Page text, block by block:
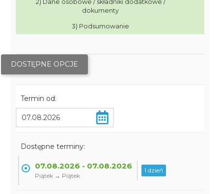
2) Dane osobowe / składniki dodatkowe /
dokumenty
3) Podsumowanie
DOSTĘPNE OPCJE
Termin od:
Dostępne terminy:
07.08.2026 - 07.08.2026
Piątek → Piątek
1 dzień